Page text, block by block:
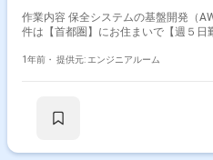
作業内容 保全システムの基盤開発（
件は【首都圏】にお住まいで【週５日
1年前・ 提供元: エンジニアルーム